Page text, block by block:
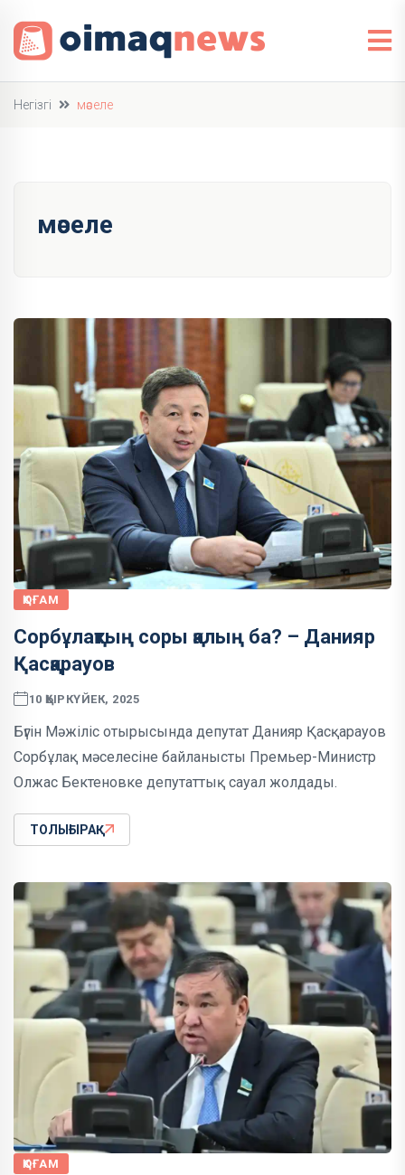
Негізгі мәселе
мәселе
ҚОҒАМ
Сорбұлақтың соры қалың ба? – Данияр
Қасқарауов
10 ҚЫРКҮЙЕК, 2025
Бүгін Мәжіліс отырысында депутат Данияр Қасқарауов
Сорбұлақ мәселесіне байланысты Премьер-Министр
Олжас Бектеновке депутаттық сауал жолдады.
ТОЛЫҒЫРАҚ
ҚОҒАМ